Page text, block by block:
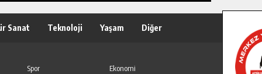
Sanat Teknoloji Yaşam Diğer
Spor
Ekonomi